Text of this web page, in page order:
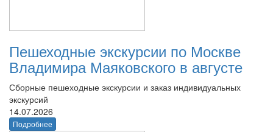
Пешеходные экскурсии по Москве
Владимира Маяковского в августе
Сборные пешеходные экскурсии и заказ индивидуальных
экскурсий
14.07.2026
Подробнее